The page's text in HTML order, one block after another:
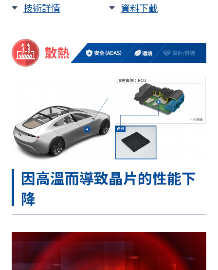
技術詳情
資料下載
因高溫而導致晶片的性能下
降